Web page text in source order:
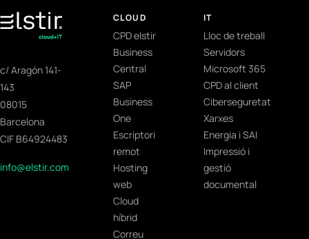
c/ Aragón 141-
143
08015
Barcelona
CIF B64924483
info@elstir.com
CLOUD
CPD elstir
Business
Central
SAP
Business
One
Escriptori
remot
Hosting
web
Cloud
híbrid
Correu
IT
Lloc de treball
Servidors
Microsoft 365
CPD al client
Ciberseguretat
Xarxes
Energia i SAI
Impressió i
gestió
documental